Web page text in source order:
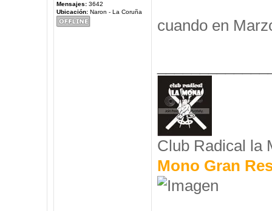
Mensajes:3642
Ubicación:Naron - La Coruña
cuando en
Club Radical la
Mono Gran